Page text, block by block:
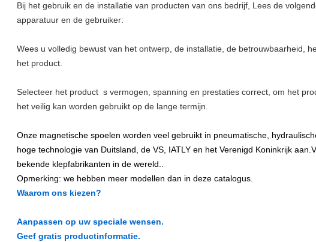
Bij het gebruik en de installatie van producten van ons bedrijf, Lees de
apparatuur en de gebruiker:
Wees u volledig bewust van het ontwerp, de installatie, de betrouwbaarheid,
het product.
Selecteer het product  s vermogen, spanning en prestaties correct, om het
het veilig kan worden gebruikt op de lange termijn.
Onze magnetische spoelen worden veel gebruikt in pneumatische,
hoge technologie van Duitsland, de VS, IATLY en het Verenigd Koninkrijk
bekende klepfabrikanten in de wereld..
Opmerking: we hebben meer modellen dan in deze catalogus.
Waarom ons kiezen?
Aanpassen op uw speciale wensen.
Geef gratis productinformatie.